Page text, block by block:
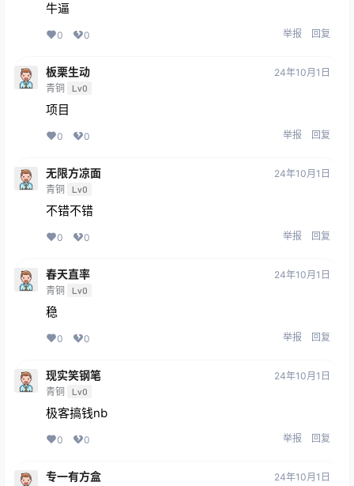
牛逼
0 0 举报 回复
板栗生动
青铜 Lv0
24年10月1日
项目
0 0 举报 回复
无限方凉面
青铜 Lv0
24年10月1日
不错不错
0 0 举报 回复
春天直率
青铜 Lv0
24年10月1日
稳
0 0 举报 回复
现实笑钢笔
青铜 Lv0
24年10月1日
极客搞钱nb
0 0 举报 回复
专一有方盒 24年10月1日